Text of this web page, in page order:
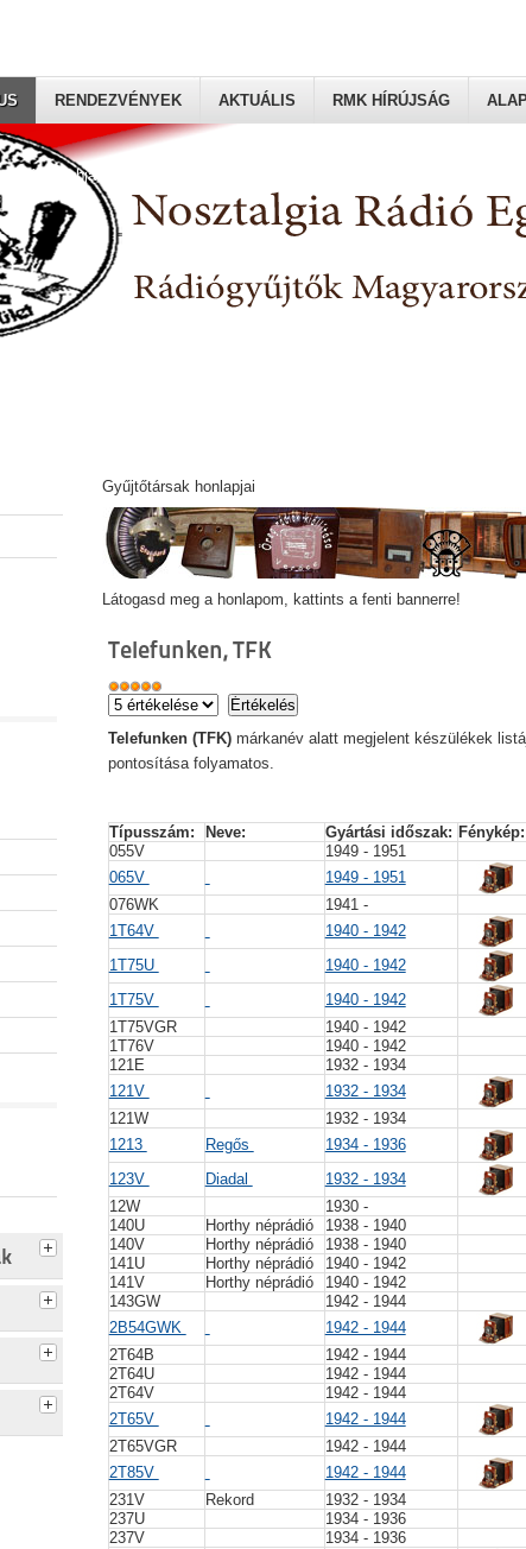
Klubja
RENDEZVÉNYEK AKTUÁLIS RMK HÍRÚJSÁG
Gyűjtőtársak honlapjai
Látogasd meg a honlapom, kattints a fenti bannerre!
Telefunken, TFK
Telefunken (TFK) márkanév alatt megjelent készülékek
pontosítása folyamatos.
Típusszám: Neve: Gyártási időszak: Fénykép:
055V
1949 - 1951
065V
1949 - 1951
076WK
1941 -
1T64V
1940 - 1942
1T75U
1940 - 1942
1T75V
1940 - 1942
1T75VGR
1940 - 1942
1T76V
1940 - 1942
121E
1932 - 1934
121V
1932 - 1934
121W
1932 - 1934
1213
Regős
1934 - 1936
123V
Diadal
1932 - 1934
12W
1930 -
140U
Horthy néprádió
1938 - 1940
140V
Horthy néprádió
1938 - 1940
141U
Horthy néprádió
1940 - 1942
141V
Horthy néprádió
1940 - 1942
143GW
1942 - 1944
2B54GWK
1942 - 1944
2T64B
1942 - 1944
2T64U
1942 - 1944
2T64V
1942 - 1944
2T65V
1942 - 1944
2T65VGR
1942 - 1944
2T85V
1942 - 1944
231V
Rekord
1932 - 1934
237U
1934 - 1936
237V
1934 - 1936